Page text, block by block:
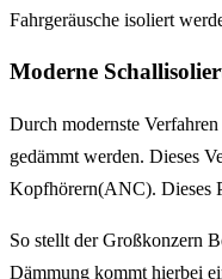
Fahrgeräusche isoliert
Moderne
Durch modernste
gedämmt werden. Dieses
Kopfhörern(ANC). Dieses
So stellt der Großkonzern
Dämmung kommt hierbei